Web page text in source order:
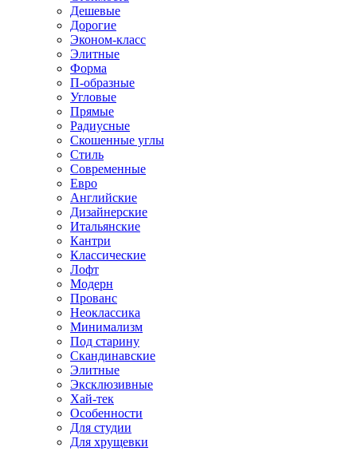
Дешевые
Дорогие
Эконом-класс
Элитные
Форма
П-образные
Угловые
Прямые
Радиусные
Скошенные углы
Стиль
Современные
Евро
Английские
Дизайнерские
Итальянские
Кантри
Классические
Лофт
Модерн
Прованс
Неоклассика
Минимализм
Под старину
Скандинавские
Элитные
Эксклюзивные
Хай-тек
Особенности
Для студии
Для хрущевки